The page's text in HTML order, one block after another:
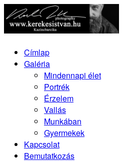
Címlap
Galéria
Mindennapi élet
Portrék
Érzelem
Vallás
Munkában
Gyermekek
Kapcsolat
Bemutatkozás